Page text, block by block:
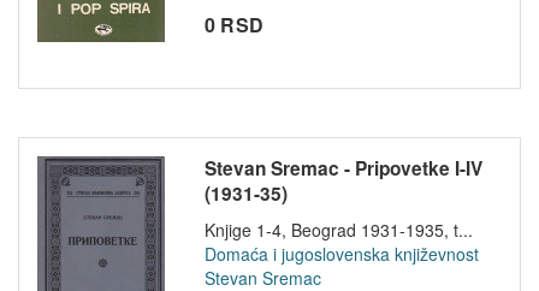
0 RSD
Stevan Sremac - Pripovetke I-IV
(1931-35)
Knjige 1-4, Beograd 1931-1935, t...
Domaća i jugoslovenska književnost
Stevan Sremac